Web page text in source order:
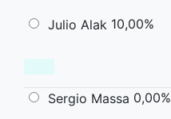
Julio Alak 10,00%
Sergio Massa 0,00%